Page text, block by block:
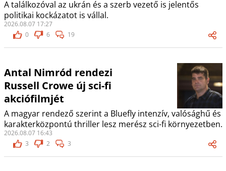
A találkozóval az ukrán és a szerb vezető is jelentős
politikai kockázatot is vállal.
2026.08.07 17:27
0
6 19
Antal Nimród rendezi
Russell Crowe új sci-fi
akciófilmjét
A magyar rendező szerint a Bluefly intenzív, valósághű és
karakterközpontú thriller lesz merész sci-fi környezetben.
2026.08.07 16:43
3
2 3